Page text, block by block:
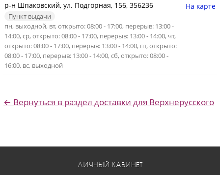
р-н Шпаковский, ул. Подгорная, 156, 356236
Пункт выдачи
пн, выходной, вт, открыто: 08:00 - 17:00, перерыв: 13:00 -
14:00, ср, открыто: 08:00 - 17:00, перерыв: 13:00 - 14:00, чт,
открыто: 08:00 - 17:00, перерыв: 13:00 - 14:00, пт, открыто:
08:00 - 17:00, перерыв: 13:00 - 14:00, сб, открыто: 08:00 -
16:00, вс, выходной
На карте
← Вернуться в раздел доставки для Верхнерусского
ЛИЧНЫЙ КАБИНЕТ